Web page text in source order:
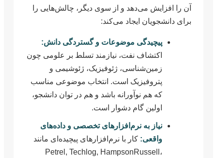
آن را افزایش می‌دهد و از سوی دیگر، چالش‌هایی را
برای دانشجویان ایجاد می‌کند:
پیچیدگی موضوعات و گستردگی دانش:
اکتشاف نفت، نیازمند تسلط بر علومی چون
زمین‌شناسی، ژئوفیزیک، ژئوشیمی و
پتروفیزیک است. انتخاب موضوعی مناسب
که هم نوآورانه باشد و هم در توان دانشجو،
اولین گام دشوار است.
نیاز به نرم‌افزارهای تخصصی و داده‌های
واقعی: کار با نرم‌افزارهای پیچیده‌ای مانند
Petrel, Techlog, HampsonRussell،